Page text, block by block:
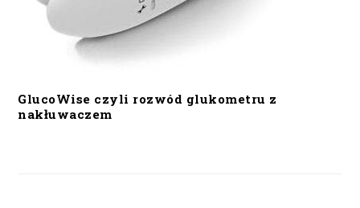
GlucoWise czyli rozwód glukometru z
nakłuwaczem